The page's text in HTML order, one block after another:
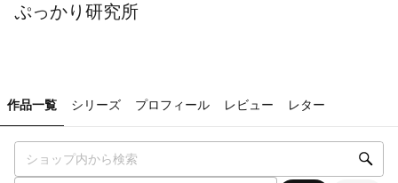
ぷっかり研究所
作品一覧 シリーズ プロフィール レビュー レター